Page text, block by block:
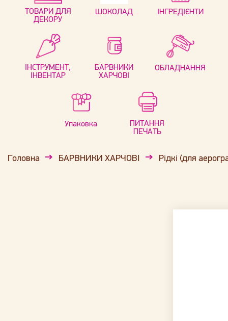
ТОВАРИ ДЛЯ
ДЕКОРУ
ШОКОЛАД ІНГРЕДІЄНТИ
ІНСТРУМЕНТ,
ІНВЕНТАР
БАРВНИКИ
ХАРЧОВІ
ОБЛАДНАННЯ
Упаковка
ПИТАННЯ
ПЕЧАТЬ
Головна БАРВНИКИ ХАРЧОВІ Рідкі (для